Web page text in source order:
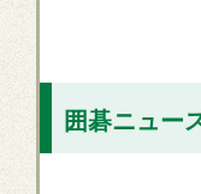
囲碁ニュー